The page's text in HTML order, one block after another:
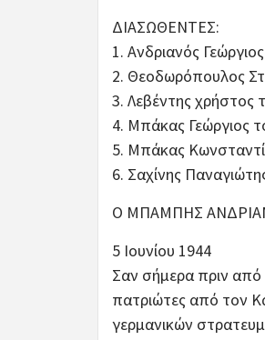
ΔΙΑΣΩΘΕΝΤΕΣ:
1. Ανδριανός
2. Θεοδωρόπουλος
3. Λεβέντης χρήστος
4. Μπάκας Γεώργιος
5. Μπάκας
6. Σαχίνης
Ο ΜΠΑΜΠΗΣ
5 Ιουνίου 1944
Σαν σήμερα πριν από
πατριώτες από τον
γερμανικών